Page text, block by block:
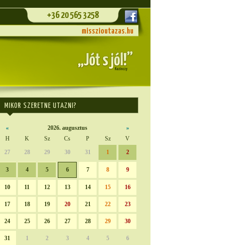
+36 20 565 3258
misszioutazas.hu
MIKOR SZERETNE UTAZNI?
« 2026. augusztus
»
H
K Sz Cs P Sz
V
27
28 29 30 31 1 2
3 4 5 6 7 8 9
10 11 12 13 14 15 16
17 18 19 20 21 22 23
24 25 26 27 28 29 30
31 1 2 3 4 5 6